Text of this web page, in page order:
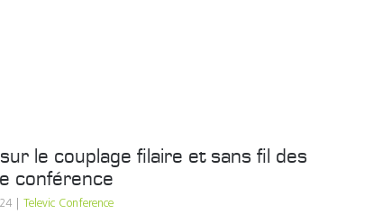
le couplage filaire et sans fil des
conférence
Televic Conference